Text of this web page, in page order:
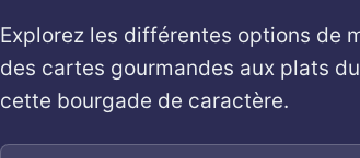
Explorez les différentes options de
des cartes gourmandes aux plats
cette bourgade de caractère.